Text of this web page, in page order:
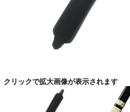
クリックで拡大画像が表示されます